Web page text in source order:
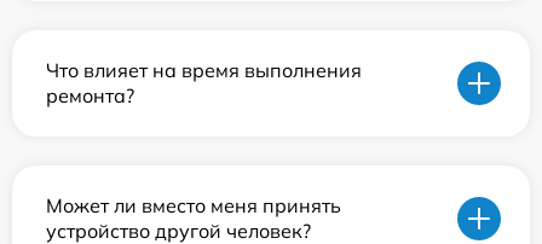
Что влияет на время выполнения
ремонта?
Может ли вместо меня принять
устройство другой человек?